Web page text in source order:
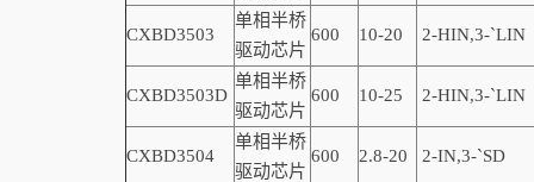
CXBD3503
单相半桥
驱动芯片
600 10-20 2-HIN,3-`LIN
CXBD3503D
单相半桥
驱动芯片
600 10-25 2-HIN,3-`LIN
CXBD3504
单相半桥
驱动芯片
600 2.8-20 2-IN,3-`SD